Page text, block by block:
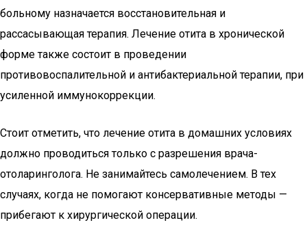
больному назначается восстановительная и
рассасывающая терапия. Лечение отита в хронической
форме также состоит в проведении
противовоспалительной и антибактериальной терапии, при
усиленной иммунокоррекции.
Стоит отметить, что лечение отита в домашних условиях
должно проводиться только с разрешения врача-
отоларинголога. Не занимайтесь самолечением. В тех
случаях, когда не помогают консервативные методы —
прибегают к хирургической операции.